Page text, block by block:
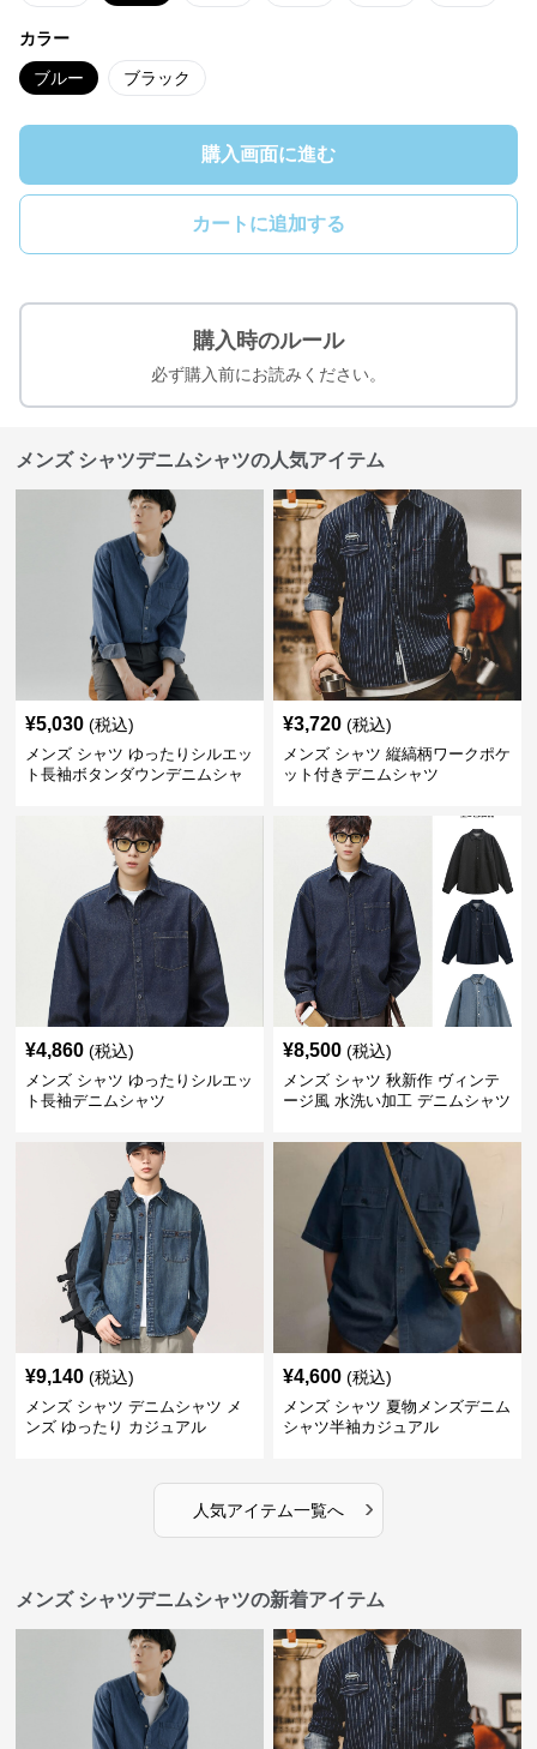
カラー
ブルー ブラック
購入画面に進む
カートに追加する
購入時のルール
必ず購入前にお読みください。
メンズ シャツデニムシャツの人気アイテム
¥5,030 (税込)
メンズ シャツ ゆったりシルエッ
ト長袖ボタンダウンデニムシャ
¥3,720 (税込)
メンズ シャツ 縦縞柄ワークポケ
ット付きデニムシャツ
¥4,860 (税込)
メンズ シャツ ゆったりシルエッ
ト長袖デニムシャツ
¥8,500 (税込)
メンズ シャツ 秋新作 ヴィンテ
ージ風 水洗い加工 デニムシャツ
¥9,140 (税込)
メンズ シャツ デニムシャツ メ
ンズ ゆったり カジュアル
¥4,600 (税込)
メンズ シャツ 夏物メンズデニム
シャツ半袖カジュアル
人気アイテム一覧へ ›
メンズ シャツデニムシャツの新着アイテム